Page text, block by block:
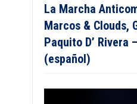
La Marcha
Marcos & Clouds,
Paquito D’ Rivera
(español)